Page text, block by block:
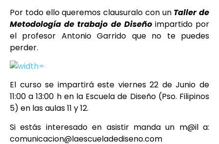
Por todo ello queremos clausuralo con un Taller de
Metodología de trabajo de Diseñoimpartido por
el profesor Antonio Garrido que no te puedes
perder.
El curso se impartirá este viernes 22 de Junio de
11:00 a 13:00 h en la Escuela de Diseño (Pso. Filipinos
5) en las aulas 11 y 12.
Si estás interesado en asistir manda un m@il a:
comunicacion@laescueladediseno.com